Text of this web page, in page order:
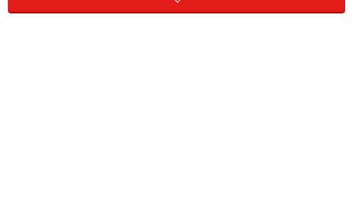
ずに過ごせる。娘がもし家を出て行くとなったら、私も